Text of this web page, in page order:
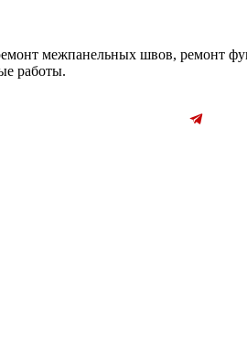
межпанельных швов, ремонт
работы.